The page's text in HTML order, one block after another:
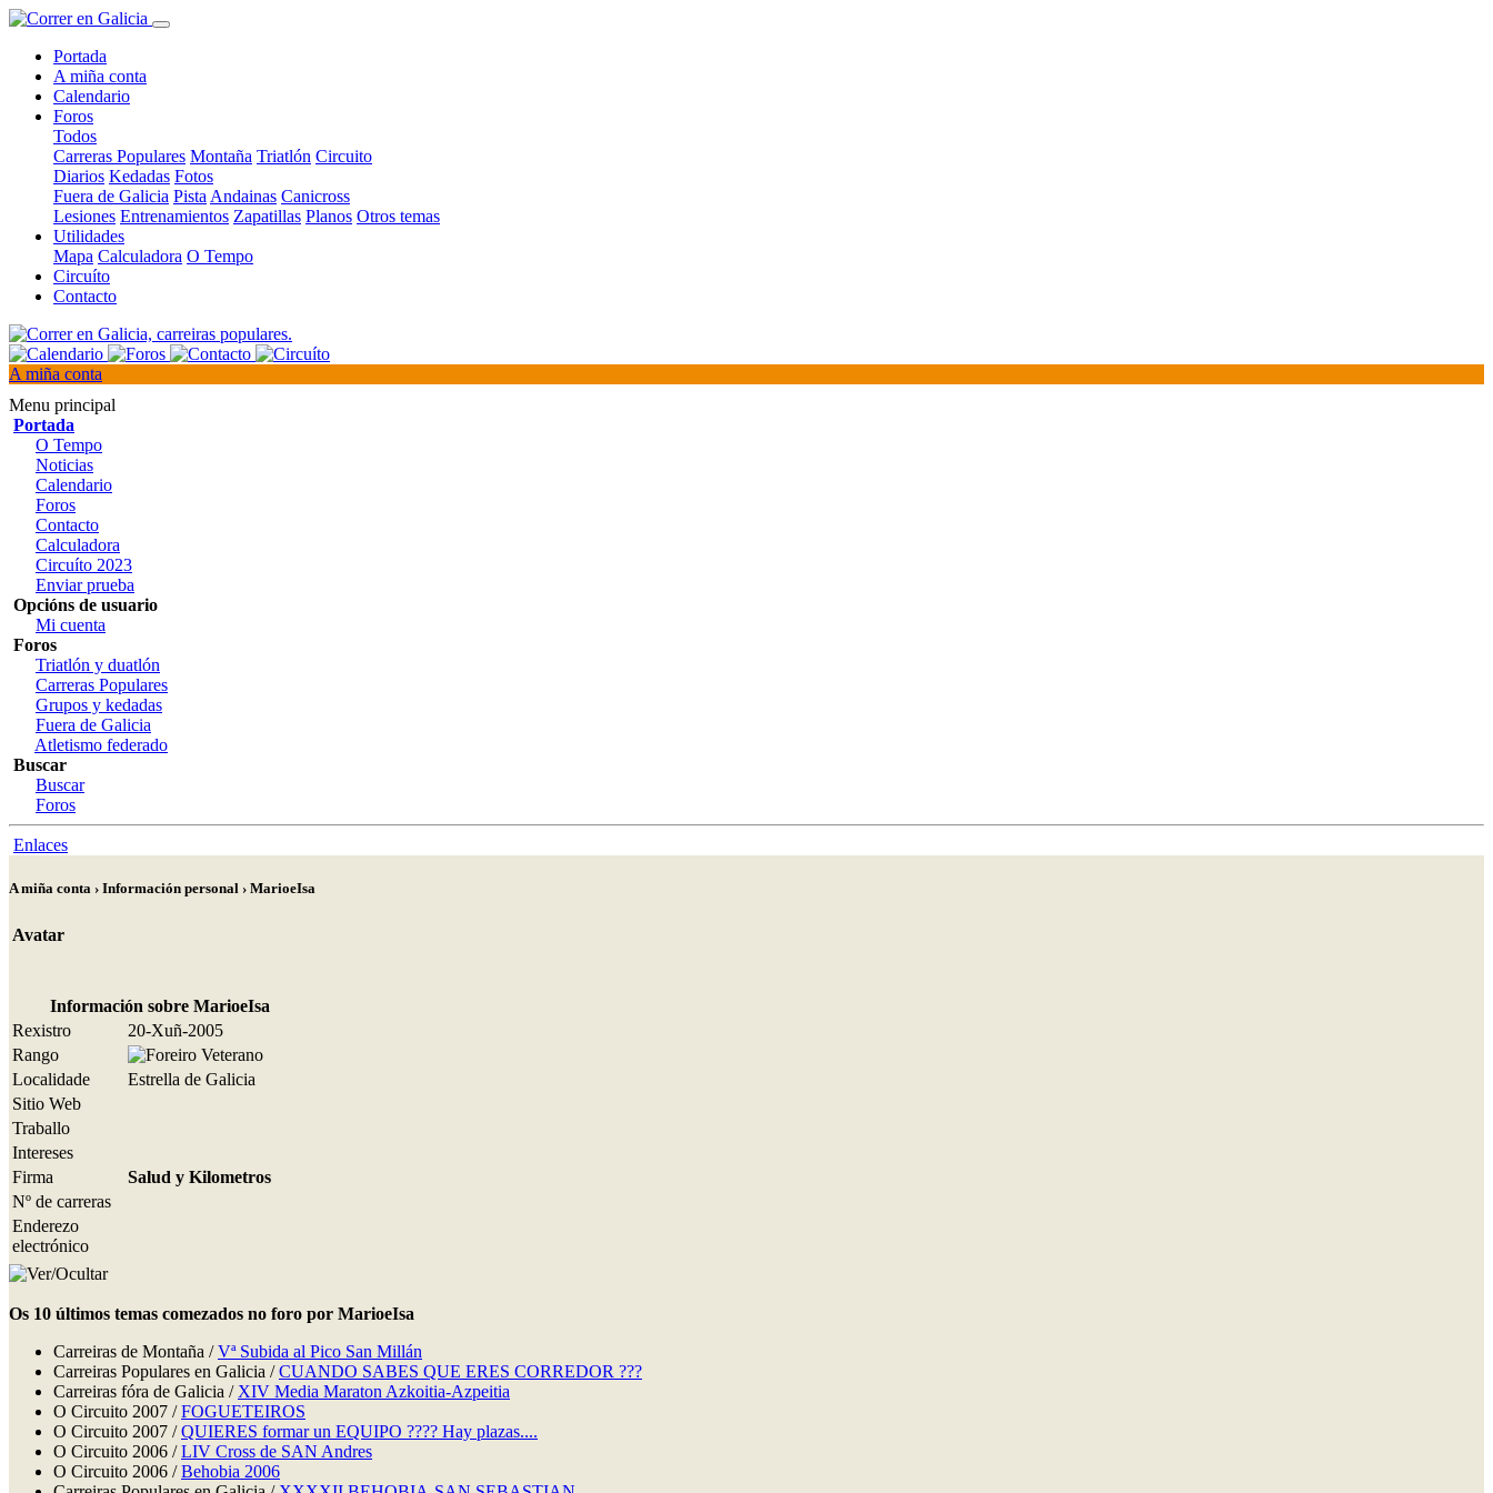
Portada
A miña conta
Calendario
Foros
Todos
Carreras Populares Montaña Triatlón Circuito
Diarios Kedadas Fotos
Fuera de Galicia Pista Andainas Canicross
Lesiones Entrenamientos Zapatillas Planos Otros temas
Utilidades
Mapa Calculadora O Tempo
Circuíto
Contacto
A miña conta
Menu principal
Portada
O Tempo
Noticias
Calendario
Foros
Contacto
Calculadora
Circuíto 2023
Enviar prueba
Opcións de usuario
Mi cuenta
Foros
Triatlón y duatlón
Carreras Populares
Grupos y kedadas
Fuera de Galicia
Atletismo federado
Buscar
Buscar
Foros
Enlaces
A miña conta › Información personal › MarioeIsa
Avatar
Información sobre MarioeIsa
Rexistro
20-Xuñ-2005
Rango
Localidade
Estrella de Galicia
Sitio Web
Traballo
Intereses
Firma
Salud y Kilometros
Nº de carreras
Enderezo
electrónico
Os 10 últimos temas comezados no foro por MarioeIsa
Carreiras de Montaña /Vª Subida al Pico San Millán
Carreiras Populares en Galicia /CUANDO SABES QUE ERES CORREDOR ???
Carreiras fóra de Galicia / XIV Media Maraton Azkoitia-Azpeitia
O Circuito 2007 /FOGUETEIROS
O Circuito 2007 /QUIERES formar un EQUIPO ???? Hay plazas....
O Circuito 2006 /LIV Cross de SAN Andres
O Circuito 2006 /Behobia 2006